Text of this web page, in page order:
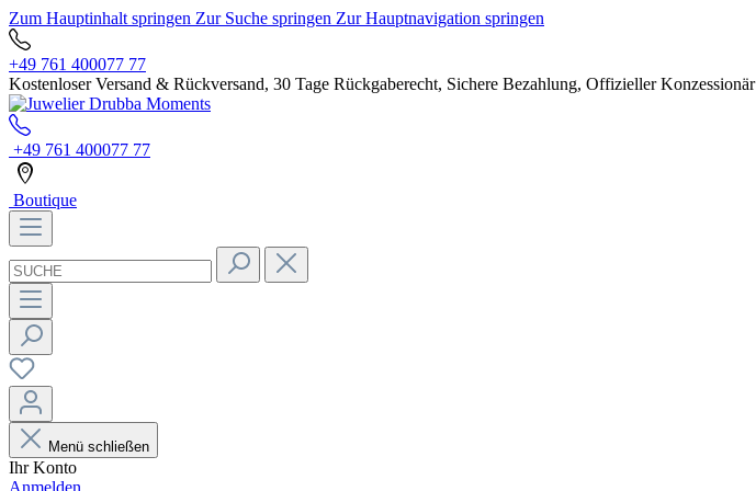
Zum Hauptinhalt springen Zur Suche springen Zur Hauptnavigation springen
+49 761 400077 77
Kostenloser Versand & Rückversand, 30 Tage Rückgaberecht, Sichere Bezahlung, Offizieller Konzessionär
+49 761 400077 77
Boutique
Menü schließen
Ihr Konto
Anmelden